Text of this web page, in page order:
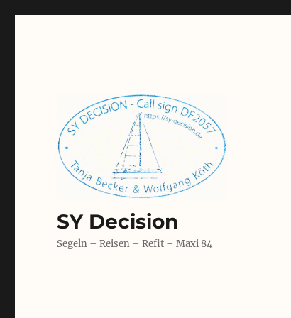
SY Decision
Segeln – Reisen – Refit – Maxi 84